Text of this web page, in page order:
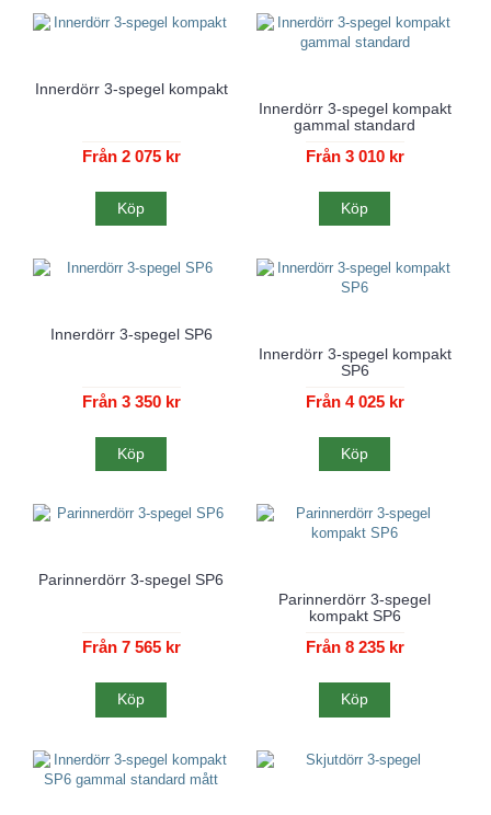
Innerdörr 3-spegel kompakt
Från 2 075 kr
Köp
Innerdörr 3-spegel kompakt
gammal standard
Från 3 010 kr
Köp
Innerdörr 3-spegel SP6
Från 3 350 kr
Köp
Innerdörr 3-spegel kompakt
SP6
Från 4 025 kr
Köp
Parinnerdörr 3-spegel SP6
Från 7 565 kr
Köp
Parinnerdörr 3-spegel
kompakt SP6
Från 8 235 kr
Köp